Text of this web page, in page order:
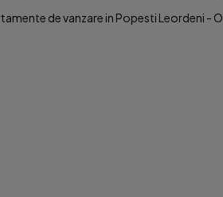
de vanzare in Popesti Leordeni -